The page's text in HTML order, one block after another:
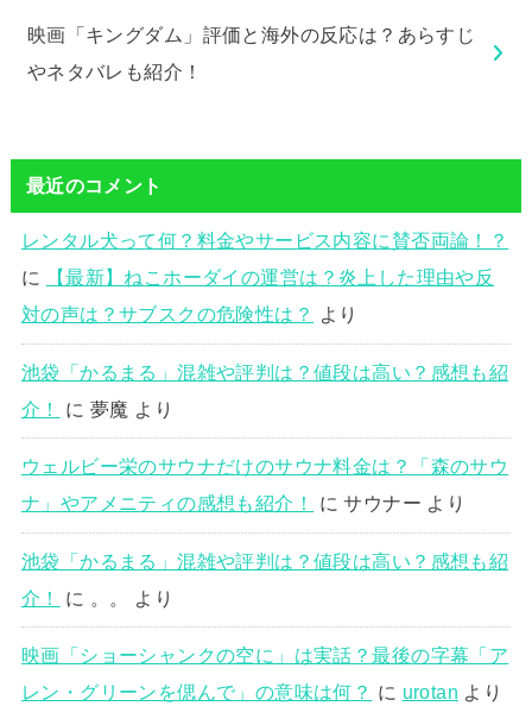
映画「キングダム」評価と海外の反応は？あらすじ
やネタバレも紹介！
最近のコメント
レンタル犬って何？料金やサービス内容に賛否両論！？
に
【最新】ねこホーダイの運営は？炎上した理由や反
対の声は？サブスクの危険性は？
より
池袋「かるまる」混雑や評判は？値段は高い？感想も紹
介！
に 夢魔 より
ウェルビー栄のサウナだけのサウナ料金は？「森のサウ
ナ」やアメニティの感想も紹介！
にサウナー より
池袋「かるまる」混雑や評判は？値段は高い？感想も紹
介！
に 。。 より
映画「ショーシャンクの空に」は実話？最後の字幕「ア
レン・グリーンを偲んで」の意味は何？ に urotan より